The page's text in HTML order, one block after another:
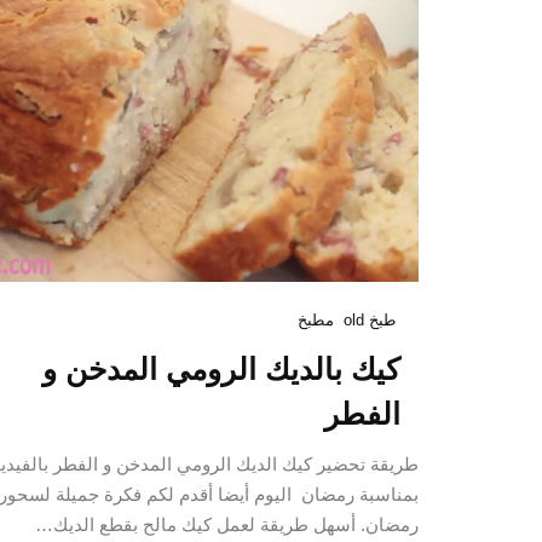
طبخ old مطبخ
كيك بالديك الرومي المدخن و
الفطر
طريقة تحضير كيك الديك الرومي المدخن و الفطر
بمناسبة رمضان اليوم أيضا أقدم لكم فكرة جميلة لسحور
رمضان. أسهل طريقة لعمل كيك مالح بقطع الديك…